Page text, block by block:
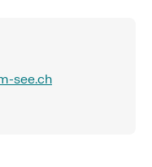
see.ch